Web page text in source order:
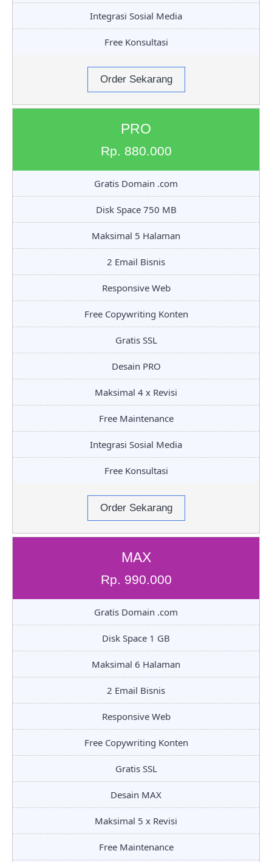
Integrasi Sosial Media
Free Konsultasi
Order Sekarang
PRO
Rp. 880.000
Gratis Domain .com
Disk Space 750 MB
Maksimal 5 Halaman
2 Email Bisnis
Responsive Web
Free Copywriting Konten
Gratis SSL
Desain PRO
Maksimal 4 x Revisi
Free Maintenance
Integrasi Sosial Media
Free Konsultasi
Order Sekarang
MAX
Rp. 990.000
Gratis Domain .com
Disk Space 1 GB
Maksimal 6 Halaman
2 Email Bisnis
Responsive Web
Free Copywriting Konten
Gratis SSL
Desain MAX
Maksimal 5 x Revisi
Free Maintenance